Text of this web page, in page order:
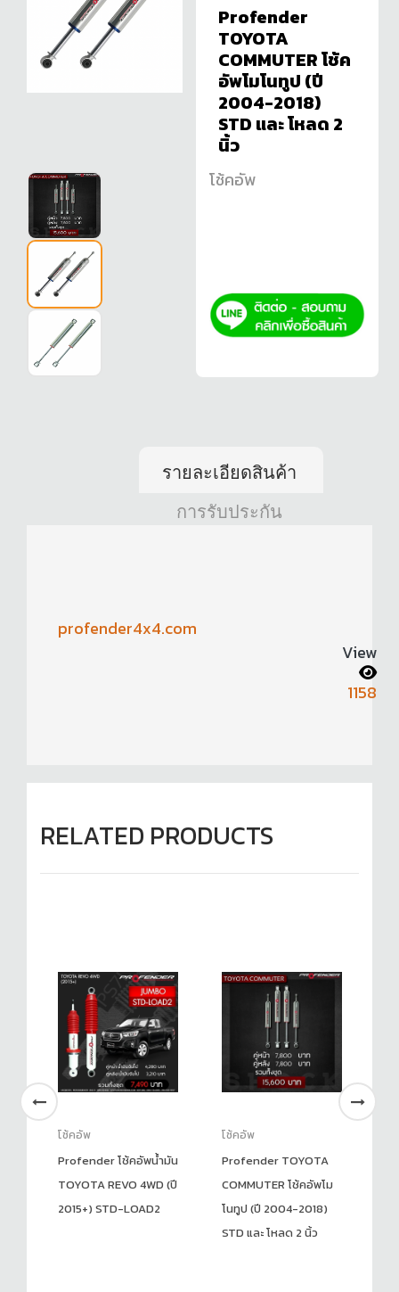
Profender
TOYOTA
COMMUTER โช้ค
อัพโมโนทูป (ปี
2004-2018)
STD และ โหลด 2
นิ้ว
โช้คอัพ
รายละเอียดสินค้า
การรับประกัน
profender4x4.com
View
1158
RELATED PRODUCTS
โช้คอัพ
Profender โช้คอัพน้ำมัน
TOYOTA REVO 4WD (ปี
2015+) STD-LOAD2
โช้คอัพ
Profender TOYOTA
COMMUTER โช้คอัพโม
โนทูป (ปี 2004-2018)
STD และ โหลด 2 นิ้ว